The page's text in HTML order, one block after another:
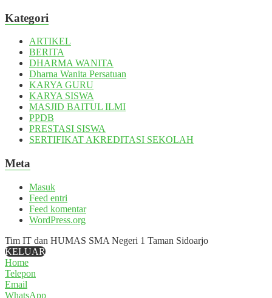
Kategori
ARTIKEL
BERITA
DHARMA WANITA
Dharna Wanita Persatuan
KARYA GURU
KARYA SISWA
MASJID BAITUL ILMI
PPDB
PRESTASI SISWA
SERTIFIKAT AKREDITASI SEKOLAH
Meta
Masuk
Feed entri
Feed komentar
WordPress.org
Tim IT dan HUMAS SMA Negeri 1 Taman Sidoarjo
KELUAR
Home
Telepon
Email
WhatsApp